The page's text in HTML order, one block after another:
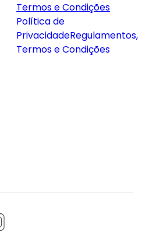
Termos e Condições
Política de
PrivacidadeRegulamentos,
Termos e Condições